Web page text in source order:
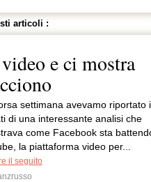
articoli :
e ci mostra
settimana avevamo riportato i
di una interessante analisi che
come Facebook sta
la piattaforma video per...
il seguito